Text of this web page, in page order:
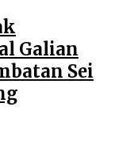
Galian
Sei